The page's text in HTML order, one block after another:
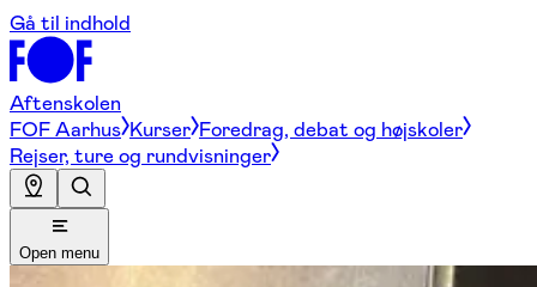
Gå til indhold
Aftenskolen
FOF Aarhus Kurser Foredrag, debat og højskoler
Rejser, ture og rundvisninger
Open menu